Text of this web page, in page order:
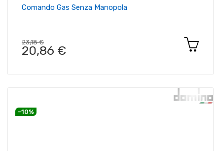
Comando Gas Senza Manopola
23,18 €
20,86 €
-10%